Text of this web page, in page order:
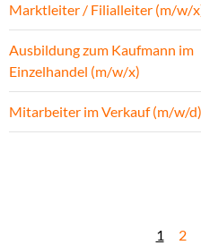
Marktleiter / Filialleiter (m/w/
Ausbildung zum Kaufmann im
Einzelhandel (m/w/x)
Mitarbeiter im Verkauf (m/w/d)
1 2